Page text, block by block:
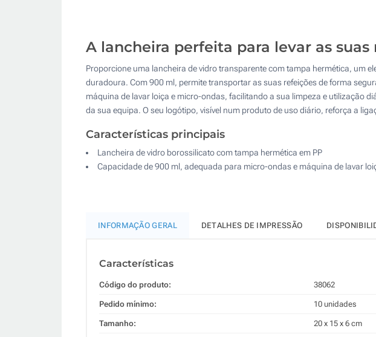
Gota
Sem
100
200
Outra :
A lancheira perfeita para levar as
Proporcione uma lancheira de vidro transparente com tampa hermética, um
duradoura. Com 900 ml, permite transportar as suas refeições de forma
máquina de lavar loiça e micro-ondas, facilitando a sua limpeza e utilização
da sua equipa. O seu logótipo, visível num produto de uso diário, reforça a
Características principais
Lancheira de vidro borossilicato com tampa hermética em PP
Capacidade de 900 ml, adequada para micro-ondas e máquina de lavar
INFORMAÇÃO GERAL DETALHES DE IMPRESSÃO
Características
Código do produto: 38062
Pedido mínimo: 10 unidades
Tamanho: 20 x 15 x 6 cm